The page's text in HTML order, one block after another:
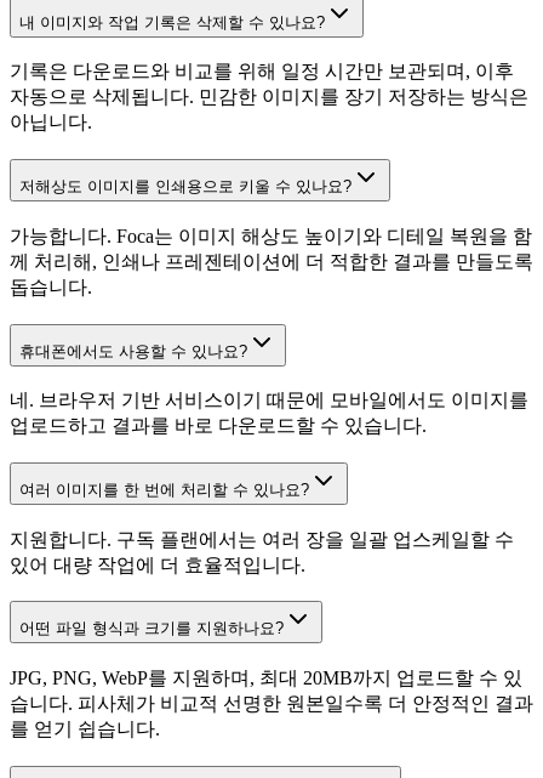
내 이미지와 작업 기록은 삭제할 수 있나요?
기록은 다운로드와 비교를 위해 일정 시간만 보관되며, 이후
자동으로 삭제됩니다. 민감한 이미지를 장기 저장하는 방식은
아닙니다.
저해상도 이미지를 인쇄용으로 키울 수 있나요?
가능합니다. Foca는 이미지 해상도 높이기와 디테일 복원을 함
께 처리해, 인쇄나 프레젠테이션에 더 적합한 결과를 만들도록
돕습니다.
휴대폰에서도 사용할 수 있나요?
네. 브라우저 기반 서비스이기 때문에 모바일에서도 이미지를
업로드하고 결과를 바로 다운로드할 수 있습니다.
여러 이미지를 한 번에 처리할 수 있나요?
지원합니다. 구독 플랜에서는 여러 장을 일괄 업스케일할 수
있어 대량 작업에 더 효율적입니다.
어떤 파일 형식과 크기를 지원하나요?
JPG, PNG, WebP를 지원하며, 최대 20MB까지 업로드할 수 있
습니다. 피사체가 비교적 선명한 원본일수록 더 안정적인 결과
를 얻기 쉽습니다.